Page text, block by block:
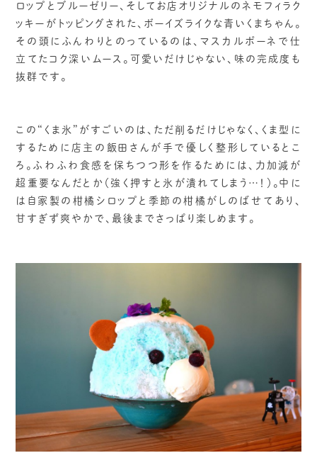
ロップとブルーゼリー、そしてお店オリジナルのネモフィラク
ッキーがトッピングされた、ボーイズライクな青いくまちゃん。
その頭にふんわりとのっているのは、マスカルポーネで仕
立てたコク深いムース。可愛いだけじゃない、味の完成度も
抜群です。
この“くま氷”がすごいのは、ただ削るだけじゃなく、くま型に
するために店主の飯田さんが手で優しく整形しているとこ
ろ。ふわふわ食感を保ちつつ形を作るためには、力加減が
超重要なんだとか（強く押すと氷が潰れてしまう…！）。中に
は自家製の柑橘シロップと季節の柑橘がしのばせてあり、
甘すぎず爽やかで、最後までさっぱり楽しめます。